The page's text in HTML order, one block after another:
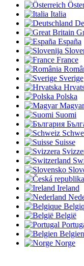
Italia
España
France
Sverige
Polska
Magyar
Suomi
Suisse
Ireland
België
Belgien
Norge